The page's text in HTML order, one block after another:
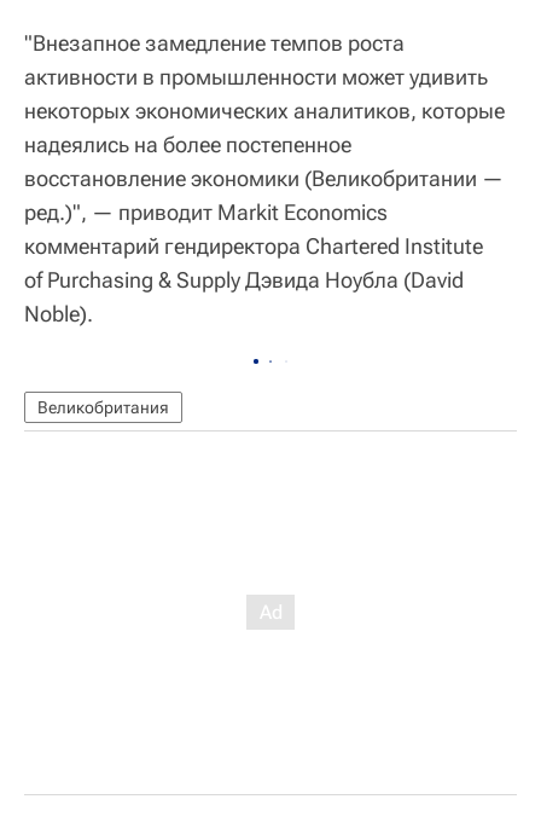
"Внезапное замедление темпов роста
активности в промышленности может удивить
некоторых экономических аналитиков, которые
надеялись на более постепенное
восстановление экономики (Великобритании —
ред.)", — приводит Markit Economics
комментарий гендиректора Chartered Institute
of Purchasing & Supply Дэвида Ноубла (David
Noble).
Великобритания